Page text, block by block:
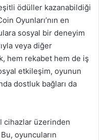
ödüller kazanabildiği
Oyunları’nın en
sosyal bir deneyim
veya diğer
hem rekabet hem de iş
etkileşim, oyunun
dostluk bağları da
cihazlar üzerinden
oyuncuların